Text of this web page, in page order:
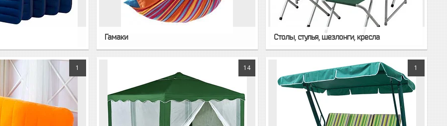
Гамаки Столы, стулья, шезлонги, кресла
1 14 1